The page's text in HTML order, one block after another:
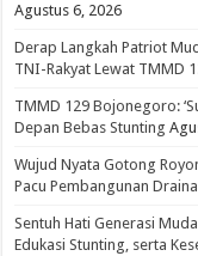
Agustus 6, 2026
Derap Langkah Patriot
TNI-Rakyat Lewat TMMD
TMMD 129 Bojonegoro:
Depan Bebas Stunting
Wujud Nyata Gotong
Pacu Pembangunan
Sentuh Hati Generasi
Edukasi Stunting, serta